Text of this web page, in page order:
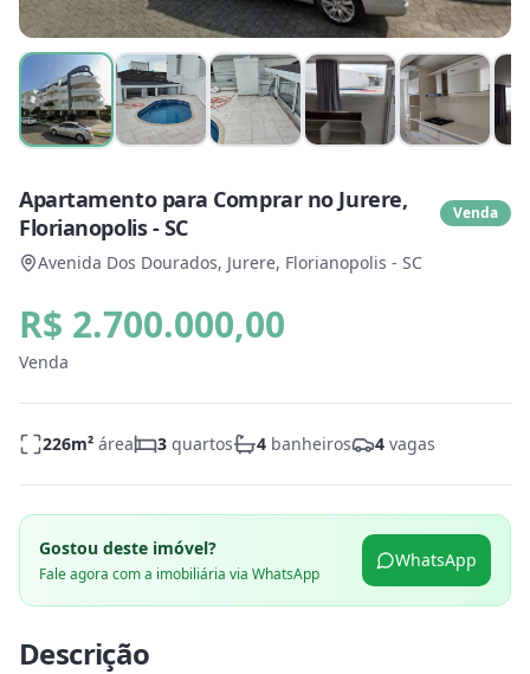
Apartamento para Comprar no Jurere,
Florianopolis - SC
Venda
Avenida Dos Dourados, Jurere, Florianopolis - SC
R$ 2.700.000,00
Venda
226m² área 3 quartos 4 banheiros 4 vagas
Gostou deste imóvel?
Fale agora com a imobiliária via WhatsApp
WhatsApp
Descrição